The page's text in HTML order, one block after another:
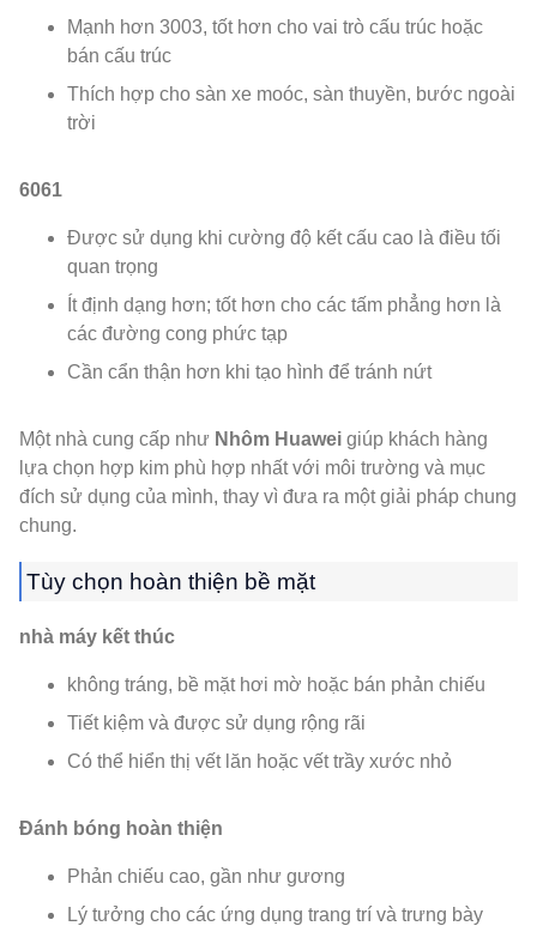
Mạnh hơn 3003, tốt hơn cho vai trò cấu trúc hoặc
bán cấu trúc
Thích hợp cho sàn xe moóc, sàn thuyền, bước ngoài
trời
6061
Được sử dụng khi cường độ kết cấu cao là điều tối
quan trọng
Ít định dạng hơn; tốt hơn cho các tấm phẳng hơn là
các đường cong phức tạp
Cần cẩn thận hơn khi tạo hình để tránh nứt
Một nhà cung cấp như Nhôm Huawei giúp khách hàng
lựa chọn hợp kim phù hợp nhất với môi trường và mục
đích sử dụng của mình, thay vì đưa ra một giải pháp chung
chung.
Tùy chọn hoàn thiện bề mặt
nhà máy kết thúc
không tráng, bề mặt hơi mờ hoặc bán phản chiếu
Tiết kiệm và được sử dụng rộng rãi
Có thể hiển thị vết lăn hoặc vết trầy xước nhỏ
Đánh bóng hoàn thiện
Phản chiếu cao, gần như gương
Lý tưởng cho các ứng dụng trang trí và trưng bày